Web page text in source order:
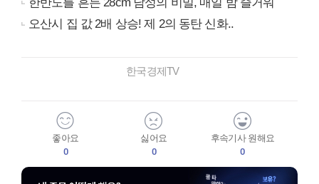
오산시 집 값 2배 상승! 제 2의 동탄 신화..
한국경제TV
좋아요
0
싫어요
0
후속기사 원해요
0